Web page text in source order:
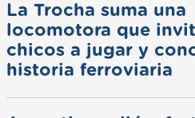
La Trocha suma una
locomotora que
chicos a jugar y
historia ferroviaria